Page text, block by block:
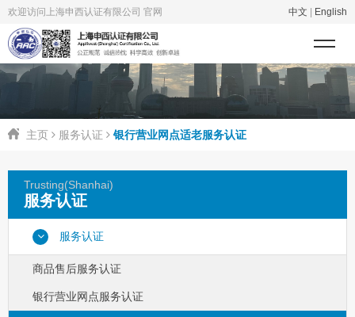
欢迎访问上海申西认证有限公司 官网 中文 English
主页 服务认证 银行营业网点适老服务认证
Trusting(Shanhai)
服务认证
服务认证
商品售后服务认证
银行营业网点服务认证